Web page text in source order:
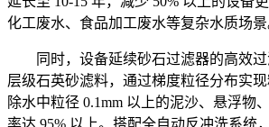
化工废水、食品加工废水等复杂水质场景
同时，设备延续砂石过滤器的高效
层级石英砂滤料，通过梯度粒径分布实
除水中粒径 0.1mm 以上的泥沙、悬浮物
率达 95% 以上。搭配全自动反冲洗系统